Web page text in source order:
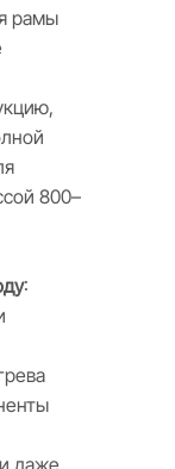
рамы
800–
:
даже